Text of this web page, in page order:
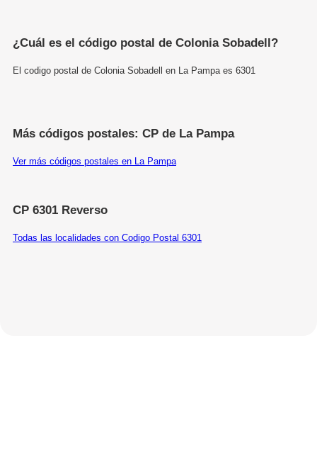
¿Cuál es el código postal de Colonia Sobadell?
El codigo postal de Colonia Sobadell en La Pampa es 6301
Más códigos postales: CP de La Pampa
Ver más códigos postales en La Pampa
CP 6301 Reverso
Todas las localidades con Codigo Postal 6301